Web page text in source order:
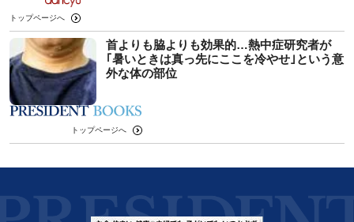
トップページへ
首よりも脇よりも効果的…熱中症研究者が
｢暑いときは真っ先にここを冷やせ｣という意
外な体の部位
トップページへ